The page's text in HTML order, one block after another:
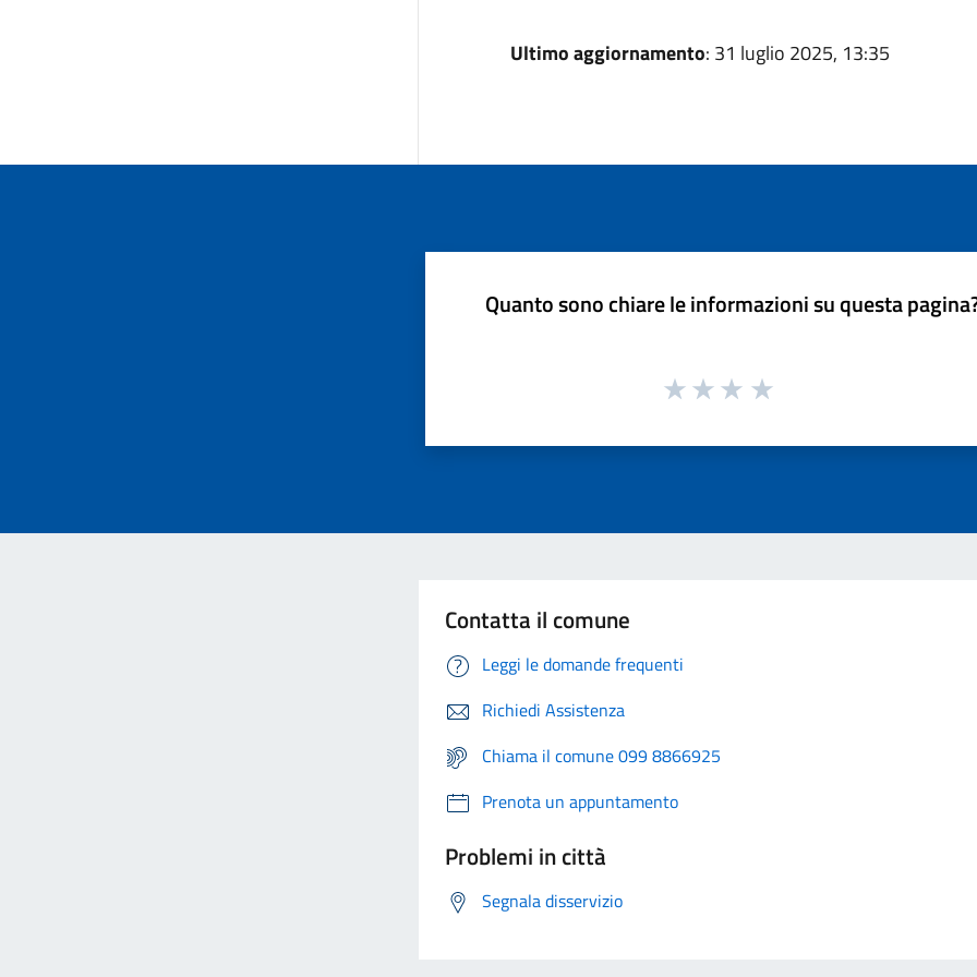
Ultimo aggiornamento: 31 luglio 2025, 13:35
Quanto sono chiare le informazioni su questa
Contatta il comune
Leggi le domande frequenti
Richiedi Assistenza
Chiama il comune 099 8866925
Prenota un appuntamento
Problemi in città
Segnala disservizio